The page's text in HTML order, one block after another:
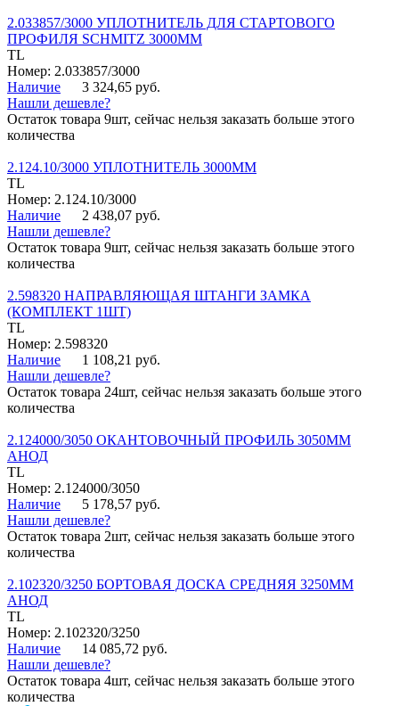
2.033857/3000 УПЛОТНИТЕЛЬ ДЛЯ СТАРТОВОГО
ПРОФИЛЯ SCHMITZ 3000ММ
TL
Номер: 2.033857/3000
Наличие
3 324,65 руб.
Нашли дешевле?
Остаток товара 9шт, сейчас нельзя заказать больше этого
количества
2.124.10/3000 УПЛОТНИТЕЛЬ 3000ММ
TL
Номер: 2.124.10/3000
Наличие
2 438,07 руб.
Нашли дешевле?
Остаток товара 9шт, сейчас нельзя заказать больше этого
количества
2.598320 НАПРАВЛЯЮЩАЯ ШТАНГИ ЗАМКА
(КОМПЛЕКТ 1ШТ)
TL
Номер: 2.598320
Наличие
1 108,21 руб.
Нашли дешевле?
Остаток товара 24шт, сейчас нельзя заказать больше этого
количества
2.124000/3050 ОКАНТОВОЧНЫЙ ПРОФИЛЬ 3050ММ
АНОД
TL
Номер: 2.124000/3050
Наличие
5 178,57 руб.
Нашли дешевле?
Остаток товара 2шт, сейчас нельзя заказать больше этого
количества
2.102320/3250 БОРТОВАЯ ДОСКА СРЕДНЯЯ 3250ММ
АНОД
TL
Номер: 2.102320/3250
Наличие
14 085,72 руб.
Нашли дешевле?
Остаток товара 4шт, сейчас нельзя заказать больше этого
количества